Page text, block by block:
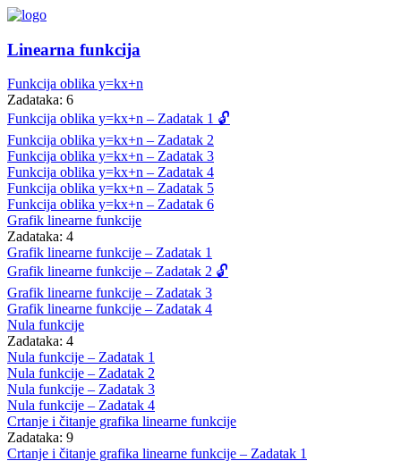
Linearna funkcija
Funkcija oblika y=kx+n
Zadataka: 6
Funkcija oblika y=kx+n – Zadatak 1 🔓
Funkcija oblika y=kx+n – Zadatak 2
Funkcija oblika y=kx+n – Zadatak 3
Funkcija oblika y=kx+n – Zadatak 4
Funkcija oblika y=kx+n – Zadatak 5
Funkcija oblika y=kx+n – Zadatak 6
Grafik linearne funkcije
Zadataka: 4
Grafik linearne funkcije – Zadatak 1
Grafik linearne funkcije – Zadatak 2 🔓
Grafik linearne funkcije – Zadatak 3
Grafik linearne funkcije – Zadatak 4
Nula funkcije
Zadataka: 4
Nula funkcije – Zadatak 1
Nula funkcije – Zadatak 2
Nula funkcije – Zadatak 3
Nula funkcije – Zadatak 4
Crtanje i čitanje grafika linearne funkcije
Zadataka: 9
Crtanje i čitanje grafika linearne funkcije – Zadatak 1